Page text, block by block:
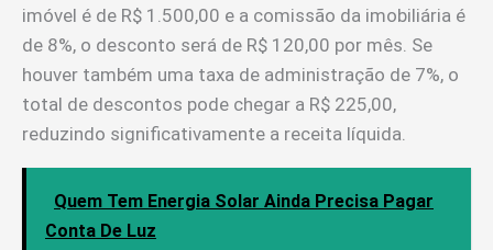
imóvel é de R$ 1.500,00 e a comissão da imobiliária é
de 8%, o desconto será de R$ 120,00 por mês. Se
houver também uma taxa de administração de 7%, o
total de descontos pode chegar a R$ 225,00,
reduzindo significativamente a receita líquida.
Quem Tem Energia Solar Ainda Precisa Pagar
Conta De Luz